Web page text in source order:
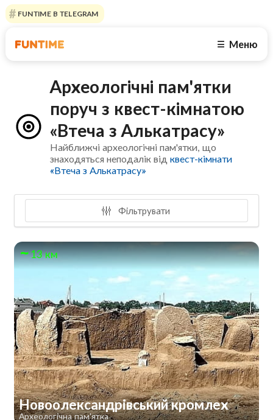
FUNTIME В TELEGRAM
☰ Меню
Археологічні пам'ятки
поруч з квест-кімнатою
«Втеча з Алькатрасу»
Найближчі археологічні пам'ятки, що
знаходяться неподалік відквест-кімнати
«Втеча з Алькатрасу»
Фільтрувати
13 км
Новоолександрівський кромлех
Археологічна пам'ятка